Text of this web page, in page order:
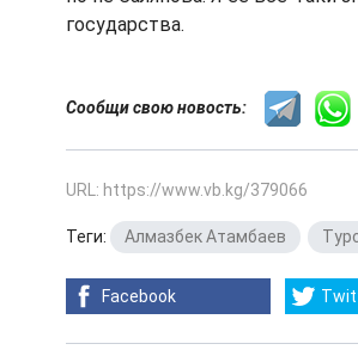
государства.
Сообщи свою новость:
URL: https://www.vb.kg/379066
Теги: Алмазбек Атамбаев
Facebook